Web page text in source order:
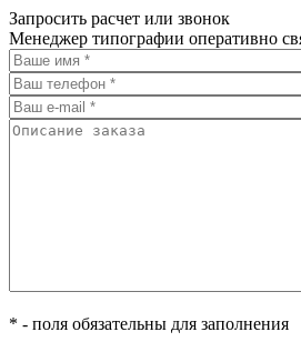
Запросить расчет или звонок
Менеджер типографии оперативно
* - поля обязательны для заполнения